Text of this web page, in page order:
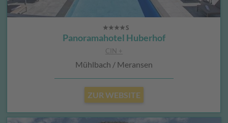
Panoramahotel Huberhof
CIN +
Mühlbach / Meransen
ZUR WEBSITE